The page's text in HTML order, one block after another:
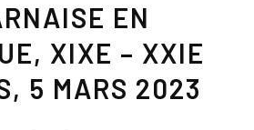
EN
XIXE – XXIE
5 MARS 2023